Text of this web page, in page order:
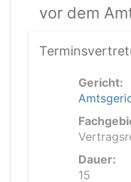
vor dem
Gericht:
Dauer:
15